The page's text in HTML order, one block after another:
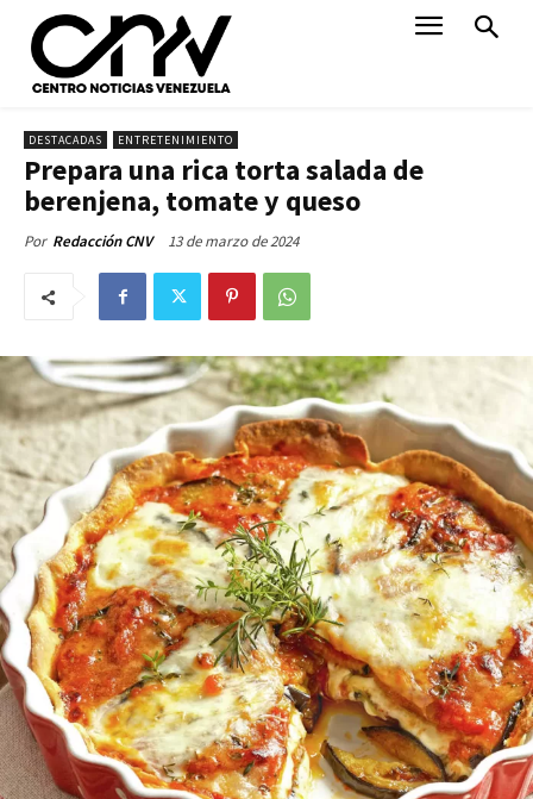
DESTACADAS ENTRETENIMIENTO
Prepara una rica torta salada de
berenjena, tomate y queso
Por Redacción CNV 13 de marzo de 2024